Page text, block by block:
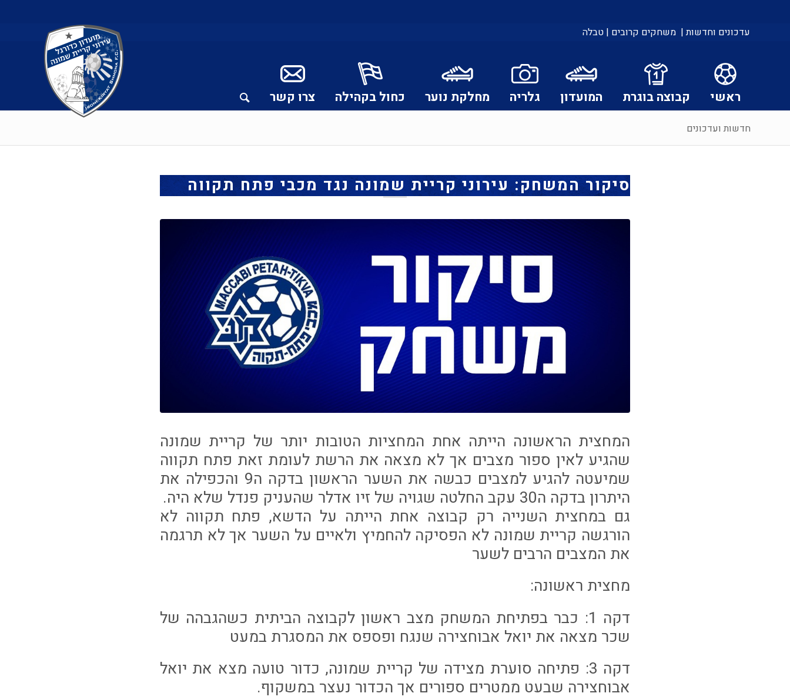
עדכונים וחדשות | משחקים קרובים | טבלה
ראשי קבוצה בוגרת המועדון גלריה מחלקת נוער כחול בקהילה צרו קשר
חדשות ועדכונים
סיקור המשחק: עירוני קריית שמונה נגד מכבי פתח תקווה
המחצית הראשונה הייתה אחת המחציות הטובות יותר של קריית שמונה
שהגיע לאין ספור מצבים אך לא מצאה את הרשת לעומת זאת פתח תקווה
שמיעטה להגיע למצבים כבשה את השער הראשון בדקה ה9 והכפילה את
היתרון בדקה ה30 עקב החלטה שגויה של זיו אדלר שהעניק פנדל שלא היה.
גם במחצית השנייה רק קבוצה אחת הייתה על הדשא, פתח תקווה לא
הורגשה קריית שמונה לא הפסיקה להחמיץ ולאיים על השער אך לא תרגמה
את המצבים הרבים לשער
מחצית ראשונה:
דקה 1: כבר בפתיחת המשחק מצב ראשון לקבוצה הביתית כשהגבהה של
שכר מצאה את יואל אבוחצירה שנגח ופספס את המסגרת במעט
דקה 3: פתיחה סוערת מצידה של קריית שמונה, כדור טועה מצא את יואל
אבוחצירה שבעט ממטרים ספורים אך הכדור נעצר במשקוף.